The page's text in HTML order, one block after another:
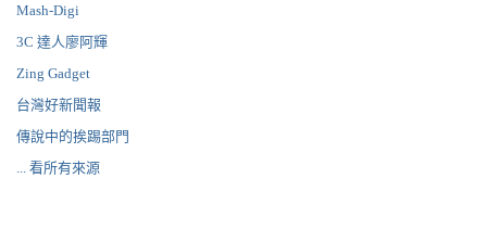
Mash-Digi
3C 達人廖阿輝
Zing Gadget
台灣好新聞報
傳說中的挨踢部門
... 看所有來源